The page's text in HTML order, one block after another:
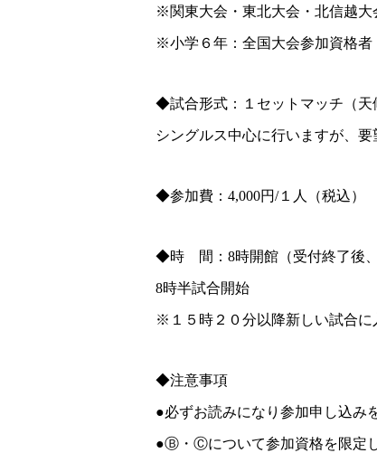
※関東大会・東北大会・北信越大
※小学６年：全国大会参加資格者
◆試合形式：１セットマッチ（天
シングルス中心に行いますが、
◆参加費：4,000円/１人（税込）
◆時 間：8時開館（受付終了後、
8時半試合開始
※１５時２０分以降新しい試合に
◆注意事項
●必ずお読みになり参加申し込み
●Ⓑ・Ⓒについて参加資格を限定